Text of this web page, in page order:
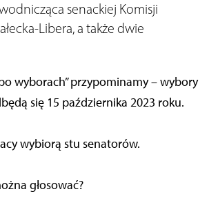
senackiej Komisji
Libera, a także dwie
wyborach” przypominamy – wybory
się 15 października 2023 roku.
wybiorą stu senatorów.
głosować?